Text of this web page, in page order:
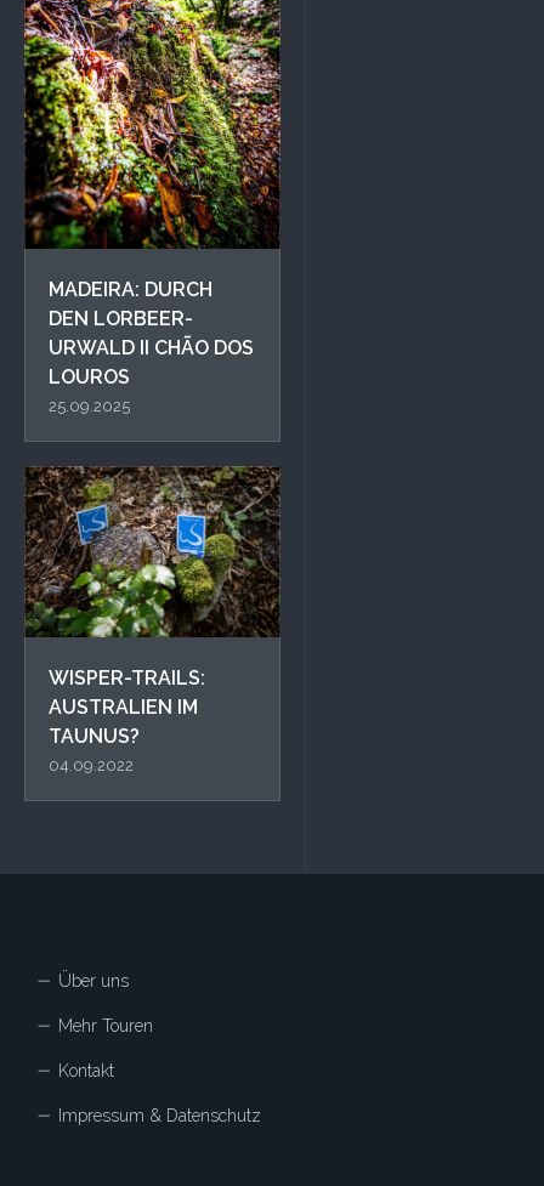
MADEIRA: DURCH
DEN LORBEER-
URWALD II CHÃO DOS
LOUROS
25.09.2025
WISPER-TRAILS:
AUSTRALIEN IM
TAUNUS?
04.09.2022
Über uns
Mehr Touren
Kontakt
Impressum & Datenschutz